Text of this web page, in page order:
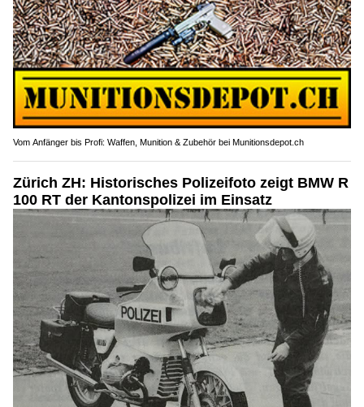
Vom Anfänger bis Profi: Waffen, Munition & Zubehör bei Munitionsdepot.ch
Zürich ZH: Historisches Polizeifoto zeigt BMW R
100 RT der Kantonspolizei im Einsatz